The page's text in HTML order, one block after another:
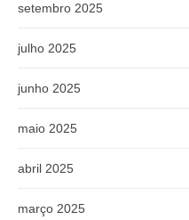
setembro 2025
julho 2025
junho 2025
maio 2025
abril 2025
março 2025